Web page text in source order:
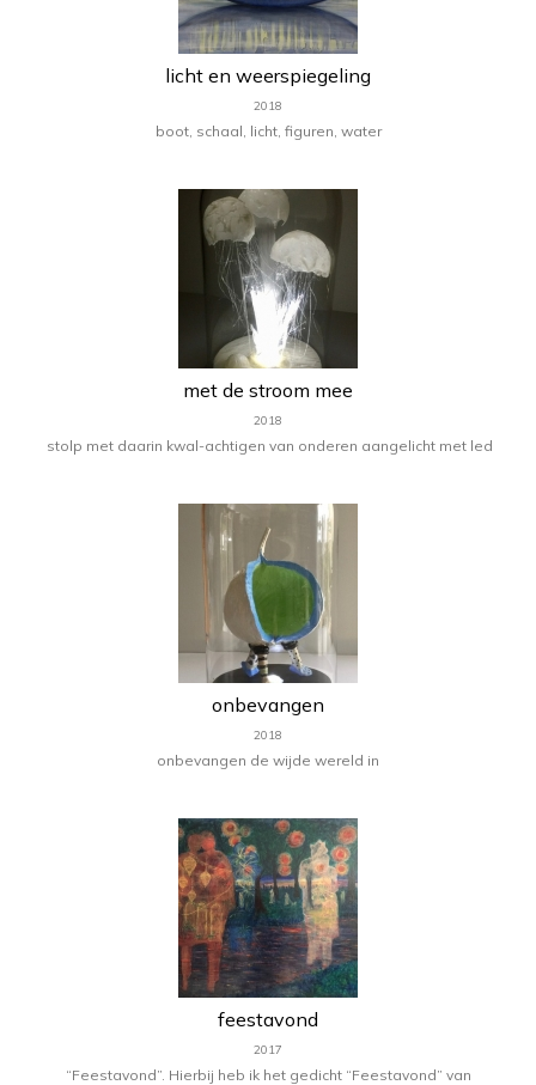
licht en weerspiegeling
2018
boot, schaal, licht, figuren, water
met de stroom mee
2018
stolp met daarin kwal-achtigen van onderen aangelicht met led
onbevangen
2018
onbevangen de wijde wereld in
feestavond
2017
“Feestavond”. Hierbij heb ik het gedicht “Feestavond” van